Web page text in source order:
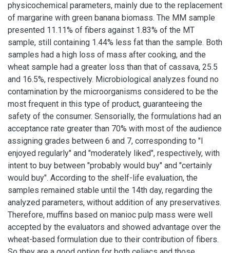
physicochemical parameters, mainly due to the replacement
of margarine with green banana biomass. The MM sample
presented 11.11% of fibers against 1.83% of the MT
sample, still containing 1.44% less fat than the sample. Both
samples had a high loss of mass after cooking, and the
wheat sample had a greater loss than that of cassava, 25.5
and 16.5%, respectively. Microbiological analyzes found no
contamination by the microorganisms considered to be the
most frequent in this type of product, guaranteeing the
safety of the consumer. Sensorially, the formulations had an
acceptance rate greater than 70% with most of the audience
assigning grades between 6 and 7, corresponding to "I
enjoyed regularly" and "moderately liked", respectively, with
intent to buy between "probably would buy" and "certainly
would buy". According to the shelf-life evaluation, the
samples remained stable until the 14th day, regarding the
analyzed parameters, without addition of any preservatives.
Therefore, muffins based on manioc pulp mass were well
accepted by the evaluators and showed advantage over the
wheat-based formulation due to their contribution of fibers.